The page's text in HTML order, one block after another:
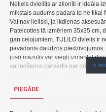
Neliels dvielītis ar zilonīti ir ideāla
mīkstais audums padara to ne tikai
Vai nav lieliski, ja ikdienas
Pateicoties tā izmēriem 35x35 cm,
gan ceļojumiem. TULILO dvielis ir
pavadonis daudzos piedzīvojumos.
jūsu mazulis var viegli izmantot
vannošanos pārvērtīs par priecīgu
Brīdinājumi un cita informācija
maisiņā. Plastmasas maisiņi un
izvairītos no veselības riska, turiet
PIEGĀDE